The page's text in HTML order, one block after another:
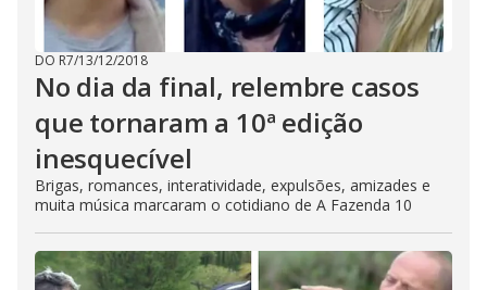
DO R7/13/12/2018
No dia da final, relembre casos
que tornaram a 10ª edição
inesquecível
Brigas, romances, interatividade, expulsões, amizades e
muita música marcaram o cotidiano de A Fazenda 10